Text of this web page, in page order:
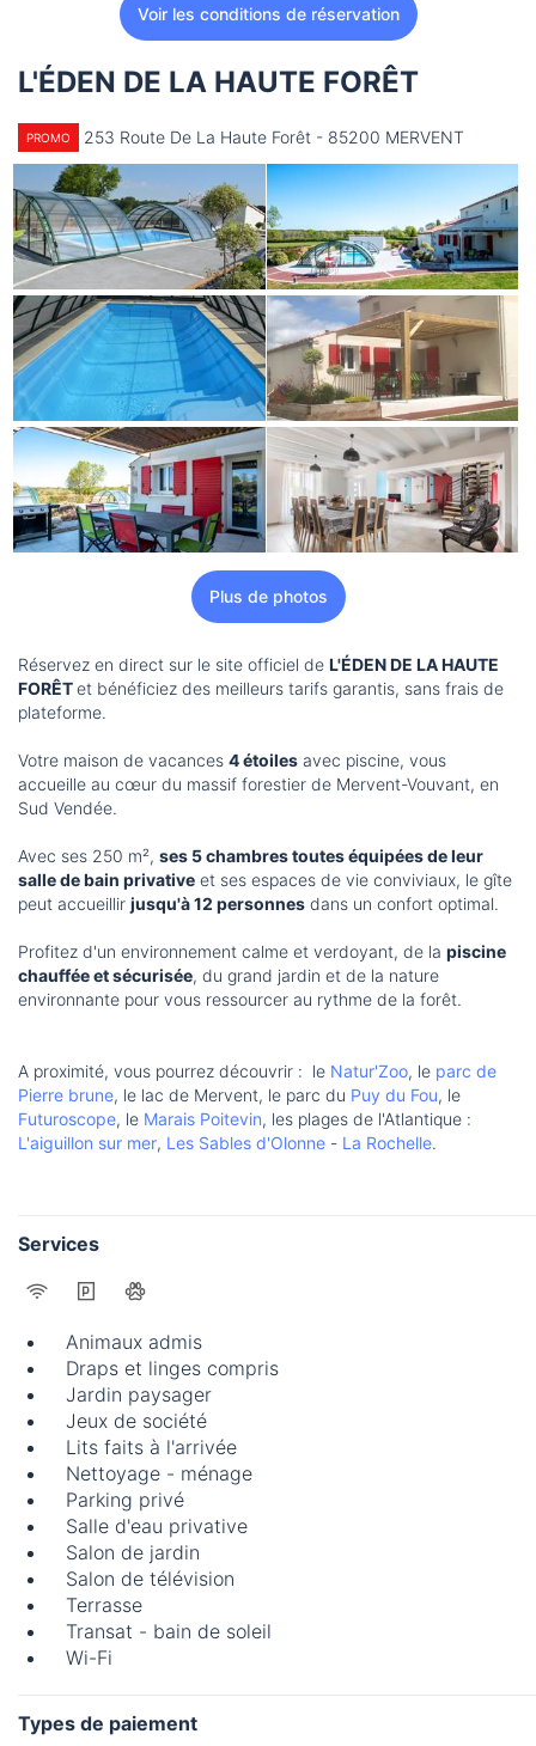
Voir les conditions de réservation
L'ÉDEN DE LA HAUTE FORÊT
PROMO 253 Route De La Haute Forêt - 85200 MERVENT
Plus de photos
Réservez en direct sur le site officiel de L'ÉDEN DE LA HAUTE
FORÊTet bénéficiez des meilleurs tarifs garantis, sans frais de
plateforme.
Votre maison de vacances 4 étoiles avec piscine, vous
accueille au cœur du massif forestier de Mervent-Vouvant, en
Sud Vendée.
Avec ses 250 m², ses 5 chambres toutes équipées de leur
salle de bain privative et ses espaces de vie conviviaux, le gîte
peut accueillir jusqu'à 12 personnes dans un confort optimal.
Profitez d'un environnement calme et verdoyant, de la piscine
chauffée et sécurisée, du grand jardin et de la nature
environnante pour vous ressourcer au rythme de la forêt.
A proximité, vous pourrez découvrir : le Natur'Zoo, le parc de
Pierre brune, le lac de Mervent, le parc du Puy du Fou, le
Futuroscope, le Marais Poitevin, les plages de l'Atlantique :
L'aiguillon sur mer, Les Sables d'Olonne - La Rochelle.
Services
Animaux admis
Draps et linges compris
Jardin paysager
Jeux de société
Lits faits à l'arrivée
Nettoyage - ménage
Parking privé
Salle d'eau privative
Salon de jardin
Salon de télévision
Terrasse
Transat - bain de soleil
Wi-Fi
Types de paiement